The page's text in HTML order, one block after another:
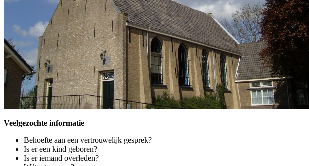
Veelgezochte informatie
Behoefte aan een vertrouwelijk gesprek?
Is er een kind geboren?
Is er iemand overleden?